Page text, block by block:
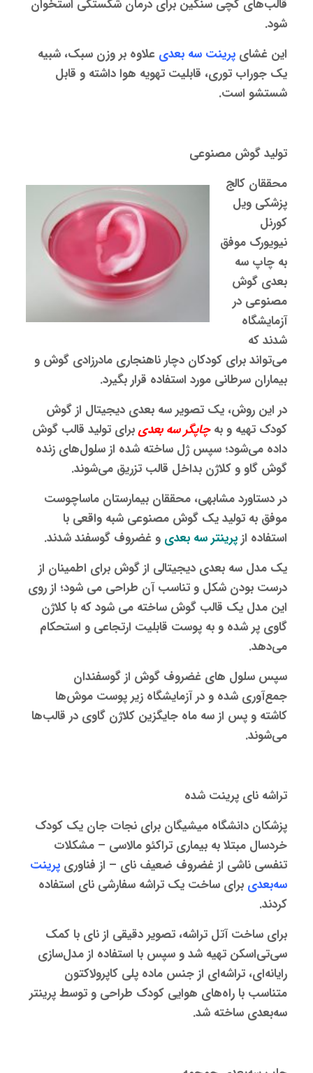
قالب‌های گچی سنگین برای درمان شکستگی استخوان
شود.
این غشای پرینت سه بعدی علاوه بر وزن سبک، شبیه
یک جوراب توری، قابلیت تهویه هوا داشته و قابل
شستشو است.
تولید گوش مصنوعی
محققان کالج
پزشکی ویل
کورنل
نیویورک موفق
به چاپ سه
بعدی گوش
مصنوعی در
آزمایشگاه
شدند که
می‌تواند برای کودکان دچار ناهنجاری مادرزادی گوش و
بیماران سرطانی مورد استفاده قرار بگیرد.
در این روش، یک تصویر سه‌ بعدی دیجیتال از گوش
کودک تهیه و به چاپگر سه‌ بعدیبرای تولید قالب گوش
داده می‌شود؛ سپس ژل ساخته شده از سلول‌های زنده
گوش گاو و کلاژن بداخل قالب تزریق می‌شوند.
در دستاورد مشابهی، محققان بیمارستان ماساچوست
موفق به تولید یک گوش مصنوعی شبه واقعی با
استفاده ازپرینتر سه‌ بعدی و غضروف گوسفند شدند.
یک مدل سه‌ بعدی دیجیتالی از گوش برای اطمینان از
درست بودن شکل و تناسب آن طراحی می شود؛ از روی
این مدل یک قالب گوش ساخته می شود که با کلاژن
گاوی پر شده و به پوست قابلیت ارتجاعی و استحکام
می‌دهد.
سپس سلول‌ های غضروف گوش از گوسفندان
جمع‌آوری شده و در آزمایشگاه زیر پوست موش‌ها
کاشته و پس از سه ماه جایگزین کلاژن گاوی در قالب‌ها
می‌شوند.
تراشه نای پرینت شده
پزشکان دانشگاه میشیگان برای نجات جان یک کودک
خردسال مبتلا به بیماری تراکئو مالاسی – مشکلات
تنفسی ناشی از غضروف ضعیف نای – از فناوری پرینت
سه‌بعدی برای ساخت یک تراشه سفارشی نای استفاده
کردند.
برای ساخت آتل تراشه، تصویر دقیقی از نای با کمک
سی‌تی‌اسکن تهیه شد و سپس با استفاده از مدل‌سازی
رایانه‌ای، تراشه‌ای از جنس ماده پلی کاپرولاکتون
متناسب با راه‌های هوایی کودک طراحی و توسط پرینتر
سه‌بعدی ساخته شد.